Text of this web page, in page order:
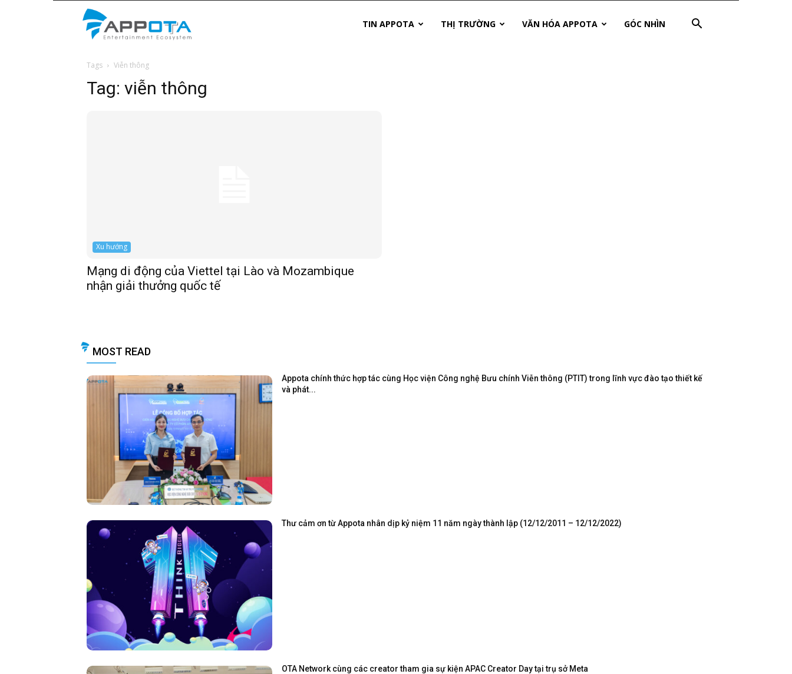
TIN APPOTA THỊ TRƯỜNG VĂN HÓA APPOTA GÓC NHÌN
Tags Viễn thông
Tag: viễn thông
Xu hướng
Mạng di động của Viettel tại Lào và Mozambique
nhận giải thưởng quốc tế
MOST READ
Appota chính thức hợp tác cùng Học viện Công nghệ Bưu chính Viễn thông (PTIT) trong lĩnh vực đào tạo thiết kế
và phát...
Thư cảm ơn từ Appota nhân dịp kỷ niệm 11 năm ngày thành lập (12/12/2011 – 12/12/2022)
OTA Network cùng các creator tham gia sự kiện APAC Creator Day tại trụ sở Meta